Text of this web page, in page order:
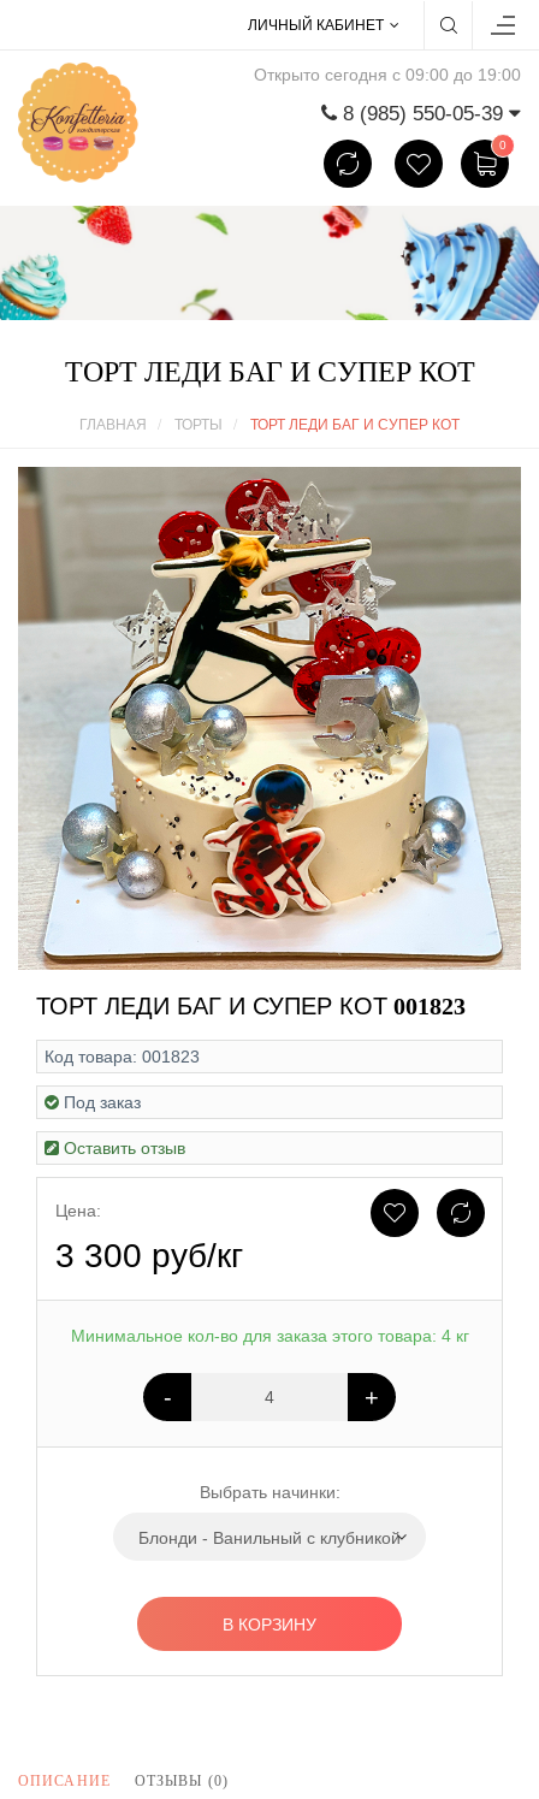
ЛИЧНЫЙ КАБИНЕТ
Открыто сегодня с 09:00 до 19:00
8 (985) 550-05-39
0
ТОРТ ЛЕДИ БАГ И СУПЕР КОТ
ГЛАВНАЯ ТОРТЫ ТОРТ ЛЕДИ БАГ И СУПЕР КОТ
ТОРТ ЛЕДИ БАГ И СУПЕР КОТ 001823
Код товара: 001823
Под заказ
Оставить отзыв
Цена:
3 300 руб/кг
Минимальное кол-во для заказа этого товара: 4 кг
- +
Выбрать начинки:
Блонди - Ванильный с клубникой
В КОРЗИНУ
ОПИСАНИЕ ОТЗЫВЫ (0)